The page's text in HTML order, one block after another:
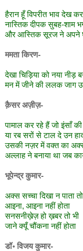
हैरान हूँ विपरीत भाव देख कर
नास्तिक दीपक सुबह-शाम
और आस्तिक सूरज ने अपने
ममता किरण-
देखा चिड़िया को नया नीड़
मन में जीने की ललक जाग
क़ैसर अज़ीज़-
पामाल कर रहे हैं जो इंसाँ की
या रब सरों से टाल दे उन
उसकी नज़र में वक्त का
अल्लाह ने बनाया था जब
भूपेन्द्र कुमार-
अक्स सच्चा दिखा न पाता तो
आइना, आइना नहीं होता
सनसनीख़ेज़ हो ख़बर तो भी
जाने क्यूँ चौंकना नहीं होता
डॉ॰ विजय कुमार-